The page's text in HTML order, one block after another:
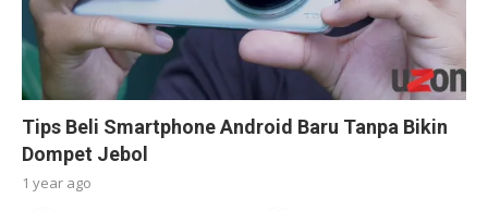
Tips Beli Smartphone Android Baru Tanpa Bikin
Dompet Jebol
1 year ago